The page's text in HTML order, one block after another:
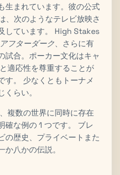
生まれています。彼の公式
、次のようなテレビ放映さ
しています。 High Stakes
フターダーク、さらに有
試合。ポーカー文化はキャ
適応性を尊重することが
す。 少なくともトーナメ
らい。
複数の世界に同時に存在
確な例の 1 つです。 ブレ
の歴史、プライベートまた
八かの伝説。